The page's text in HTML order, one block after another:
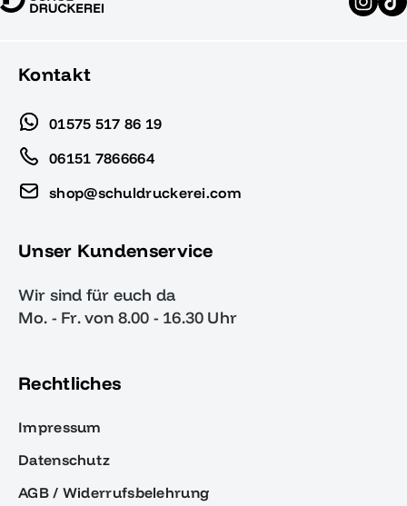
Kontakt
01575 517 86 19
06151 7866664
shop@schuldruckerei.com
Unser Kundenservice
Wir sind für euch da
Mo. - Fr. von 8.00 - 16.30 Uhr
Rechtliches
Impressum
Datenschutz
AGB / Widerrufsbelehrung